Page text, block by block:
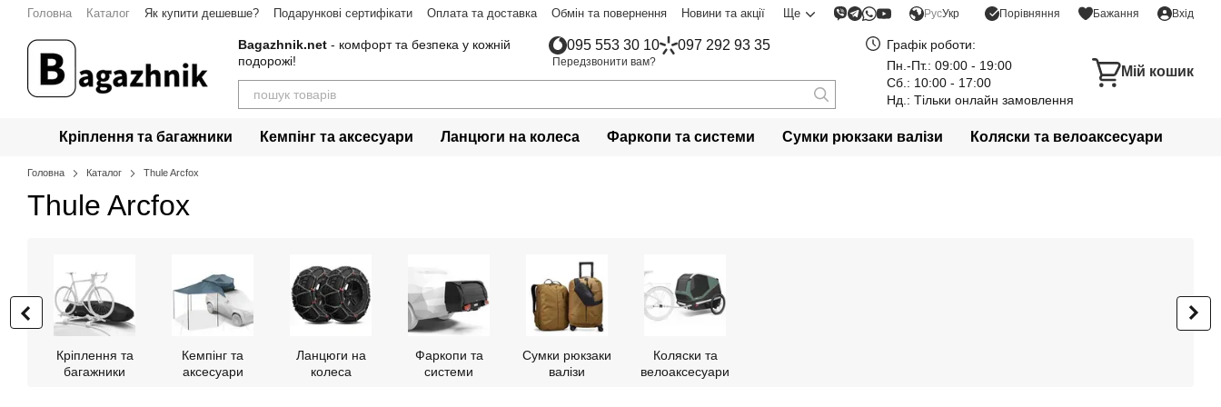
Перейти до основного контенту
Головна Каталог Як купити дешевше? Подарункові сертифікати Оплата та доставка Обмін та повернення Новини та акції Ще РусУкр Порівняння Бажання Вхід
Bagazhnik.net - комфорт та безпека у кожній
подорожі!
095 553 30 10 097 292 93 35
Передзвонити вам?
Графік роботи:
Пн.-Пт.: 09:00 - 19:00
Сб.: 10:00 - 17:00
Нд.: Тільки онлайн замовлення
Мій кошик
Кріплення та багажники Кемпінг та аксесуари Ланцюги на колеса Фаркопи та системи Сумки рюкзаки валізи Коляски та велоаксесуари
Головна Каталог Thule Arcfox
Thule Arcfox
Кріплення та
багажники
Кемпінг та
аксесуари
Ланцюги на
колеса
Фаркопи та
системи
Сумки рюкзаки
валізи
Коляски та
велоаксесуари